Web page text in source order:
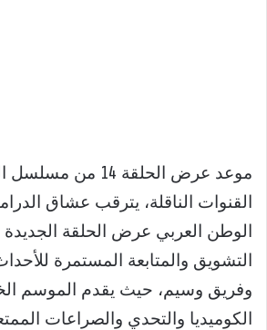
القنوات الناقلة، يترقب عشاق
الوطن العربي عرض الحلقة
التشويق والمتابعة المستمرة
وفريق وسيم، حيث يقدم الموسم
الكوميديا والتحدي والصراعات